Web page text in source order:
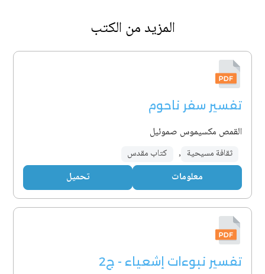
المزيد من الكتب
تفسير سفر ناحوم
القمص مكسيموس صموئيل
ثقافة مسيحية , كتاب مقدس
معلومات تحميل
تفسير نبوءات إشعياء - ج2